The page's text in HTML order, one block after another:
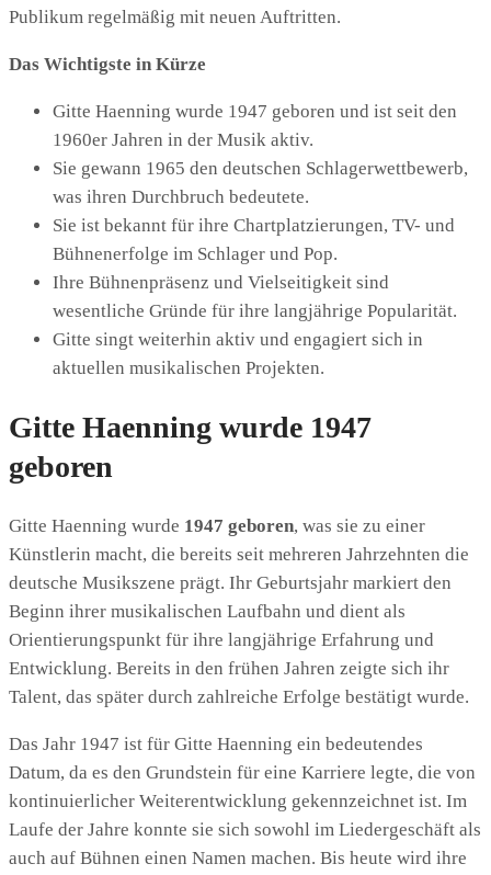
Publikum regelmäßig mit neuen Auftritten.
Das Wichtigste in Kürze
Gitte Haenning wurde 1947 geboren und ist seit den
1960er Jahren in der Musik aktiv.
Sie gewann 1965 den deutschen Schlagerwettbewerb,
was ihren Durchbruch bedeutete.
Sie ist bekannt für ihre Chartplatzierungen, TV- und
Bühnenerfolge im Schlager und Pop.
Ihre Bühnenpräsenz und Vielseitigkeit sind
wesentliche Gründe für ihre langjährige Popularität.
Gitte singt weiterhin aktiv und engagiert sich in
aktuellen musikalischen Projekten.
Gitte Haenning wurde 1947
geboren
Gitte Haenning wurde 1947 geboren, was sie zu einer
Künstlerin macht, die bereits seit mehreren Jahrzehnten die
deutsche Musikszene prägt. Ihr Geburtsjahr markiert den
Beginn ihrer musikalischen Laufbahn und dient als
Orientierungspunkt für ihre langjährige Erfahrung und
Entwicklung. Bereits in den frühen Jahren zeigte sich ihr
Talent, das später durch zahlreiche Erfolge bestätigt wurde.
Das Jahr 1947 ist für Gitte Haenning ein bedeutendes
Datum, da es den Grundstein für eine Karriere legte, die von
kontinuierlicher Weiterentwicklung gekennzeichnet ist. Im
Laufe der Jahre konnte sie sich sowohl im Liedergeschäft als
auch auf Bühnen einen Namen machen. Bis heute wird ihre